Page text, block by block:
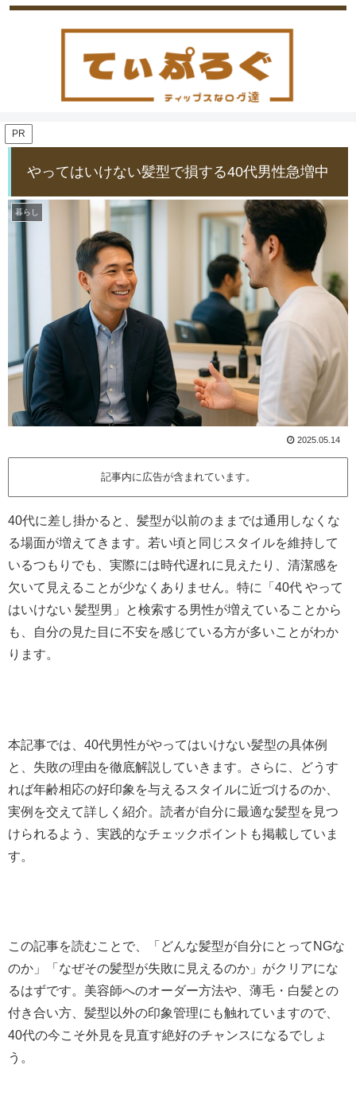
PR
やってはいけない髪型で損する40代男性急増中
暮らし
2025.05.14
記事内に広告が含まれています。
40代に差し掛かると、髪型が以前のままでは通用しなくな
る場面が増えてきます。若い頃と同じスタイルを維持して
いるつもりでも、実際には時代遅れに見えたり、清潔感を
欠いて見えることが少なくありません。特に「40代 やって
はいけない 髪型男」と検索する男性が増えていることから
も、自分の見た目に不安を感じている方が多いことがわか
ります。
本記事では、40代男性がやってはいけない髪型の具体例
と、失敗の理由を徹底解説していきます。さらに、どうす
れば年齢相応の好印象を与えるスタイルに近づけるのか、
実例を交えて詳しく紹介。読者が自分に最適な髪型を見つ
けられるよう、実践的なチェックポイントも掲載していま
す。
この記事を読むことで、「どんな髪型が自分にとってNGな
のか」「なぜその髪型が失敗に見えるのか」がクリアにな
るはずです。美容師へのオーダー方法や、薄毛・白髪との
付き合い方、髪型以外の印象管理にも触れていますので、
40代の今こそ外見を見直す絶好のチャンスになるでしょ
う。